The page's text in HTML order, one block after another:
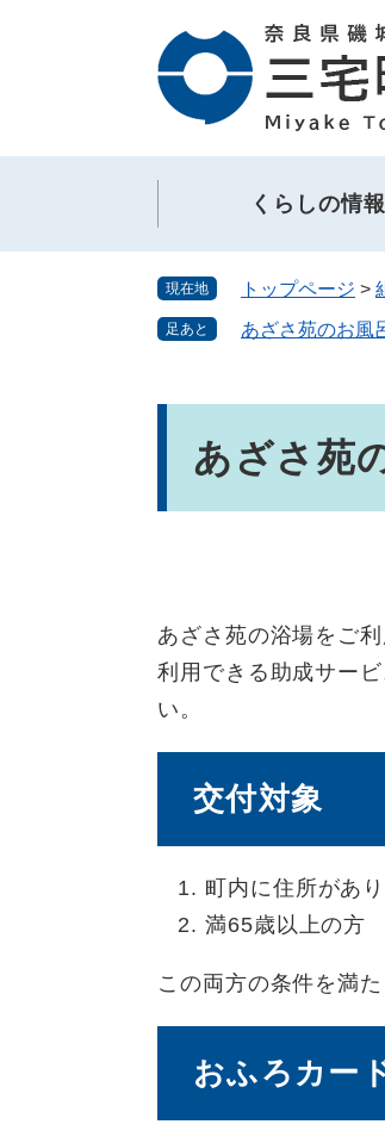
頭
飛
くらしの情報
現在地 トップページ >
足あと あざさ苑のお風
あざさ苑
あざさ苑の浴場をご
利用できる助成サー
い。
交付対象
町内に住所があ
満65歳以上の方
この両方の条件を満
おふろカー